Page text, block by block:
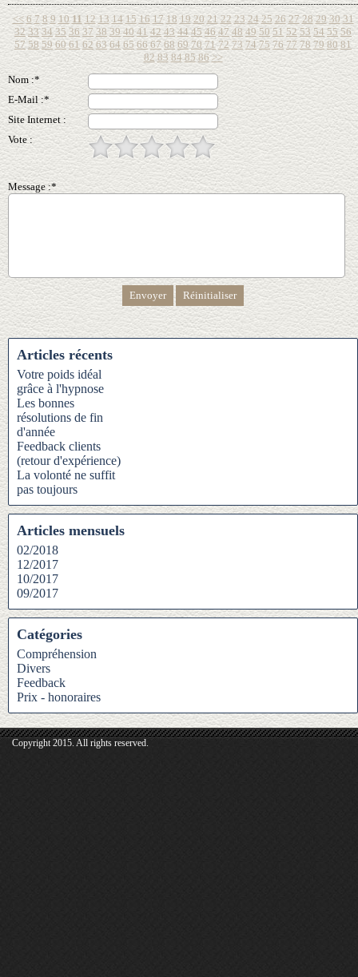
<< 6 7 8 9 10 11 12 13 14 15 16 17 18 19 20 21 22 23 24 25 26 27 28 29 30 31
32 33 34 35 36 37 38 39 40 41 42 43 44 45 46 47 48 49 50 51 52 53 54 55 56
57 58 59 60 61 62 63 64 65 66 67 68 69 70 71 72 73 74 75 76 77 78 79 80 81
82 83 84 85 86 >>
Nom :*
E-Mail :*
Site Internet :
Vote :
Message :*
Articles récents
Votre poids idéal
grâce à l'hypnose
Les bonnes
résolutions de fin
d'année
Feedback clients
(retour d'expérience)
La volonté ne suffit
pas toujours
Articles mensuels
02/2018
12/2017
10/2017
09/2017
Catégories
Compréhension
Divers
Feedback
Prix - honoraires
Copyright 2015. All rights reserved.